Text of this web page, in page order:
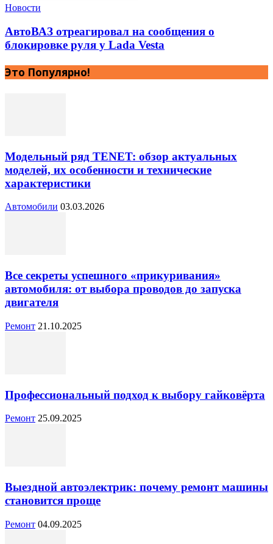
Новости
АвтоВАЗ отреагировал на сообщения о
блокировке руля у Lada Vesta
Это Популярно!
Модельный ряд TENET: обзор актуальных
моделей, их особенности и технические
характеристики
Автомобили 03.03.2026
Все секреты успешного «прикуривания»
автомобиля: от выбора проводов до запуска
двигателя
Ремонт 21.10.2025
Профессиональный подход к выбору гайковёрта
Ремонт 25.09.2025
Выездной автоэлектрик: почему ремонт машины
становится проще
Ремонт 04.09.2025